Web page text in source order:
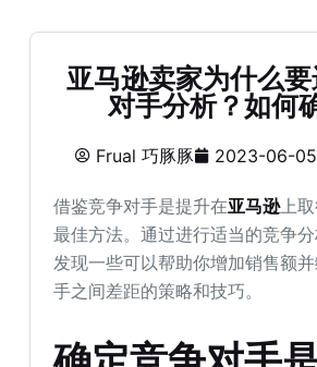
亚马逊卖家为什么
对手分析？如何
Frual 巧豚豚 2023-06-05
借鉴竞争对手是提升在亚马逊上
最佳方法。通过进行适当的竞争
发现一些可以帮助你增加销售额
手之间差距的策略和技巧。